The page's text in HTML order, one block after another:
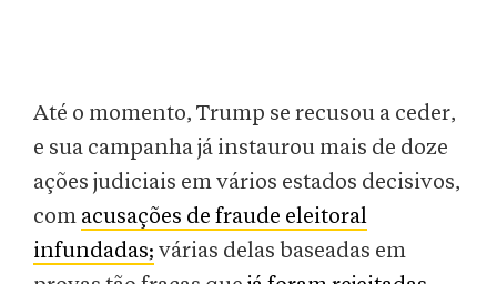
Até o momento, Trump se recusou a ceder,
e sua campanha já instaurou mais de doze
ações judiciais em vários estados decisivos,
com acusações de fraude eleitoral
infundadas; várias delas baseadas em